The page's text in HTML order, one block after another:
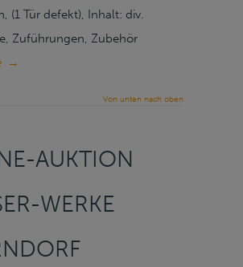
(1 Tür defekt), Inhalt: div.
Zuführungen, Zubehör
→
Von unten nach oben
AUKTION
WERKE